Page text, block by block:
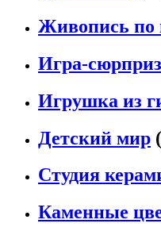
Живопись по
Игра-
Игрушка из
Детский мир
Студия
Каменные